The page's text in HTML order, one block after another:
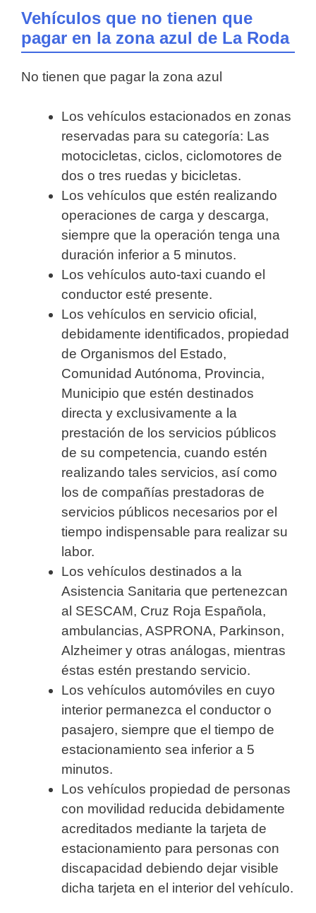
Vehículos que no tienen que
pagar en la zona azul de La Roda
No tienen que pagar la zona azul
Los vehículos estacionados en zonas
reservadas para su categoría: Las
motocicletas, ciclos, ciclomotores de
dos o tres ruedas y bicicletas.
Los vehículos que estén realizando
operaciones de carga y descarga,
siempre que la operación tenga una
duración inferior a 5 minutos.
Los vehículos auto-taxi cuando el
conductor esté presente.
Los vehículos en servicio oficial,
debidamente identificados, propiedad
de Organismos del Estado,
Comunidad Autónoma, Provincia,
Municipio que estén destinados
directa y exclusivamente a la
prestación de los servicios públicos
de su competencia, cuando estén
realizando tales servicios, así como
los de compañías prestadoras de
servicios públicos necesarios por el
tiempo indispensable para realizar su
labor.
Los vehículos destinados a la
Asistencia Sanitaria que pertenezcan
al SESCAM, Cruz Roja Española,
ambulancias, ASPRONA, Parkinson,
Alzheimer y otras análogas, mientras
éstas estén prestando servicio.
Los vehículos automóviles en cuyo
interior permanezca el conductor o
pasajero, siempre que el tiempo de
estacionamiento sea inferior a 5
minutos.
Los vehículos propiedad de personas
con movilidad reducida debidamente
acreditados mediante la tarjeta de
estacionamiento para personas con
discapacidad debiendo dejar visible
dicha tarjeta en el interior del vehículo.